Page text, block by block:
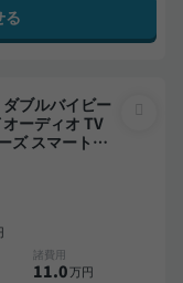
る
ブルバイビー
ーディオ TV
ズ スマートキ
衝突軽減
諸費用
11.0万円